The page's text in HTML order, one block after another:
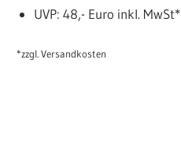
UVP: 48,- Euro inkl. MwSt*
*zzgl. Versandkosten